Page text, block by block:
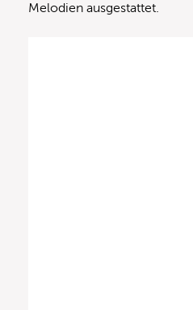
Melodien ausgestattet.